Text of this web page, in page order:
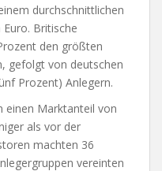
durchschnittlichen
Britische
den größten
gefolgt von deutschen
Prozent) Anlegern.
einen Marktanteil von
als vor der
machten 36
vereinten